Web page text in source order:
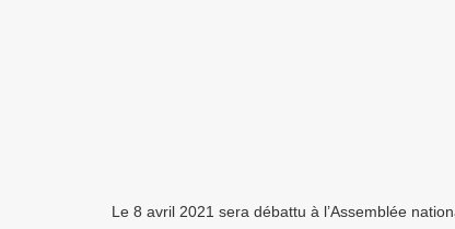
Le 8 avril 2021 sera débattu à l’Assemblée